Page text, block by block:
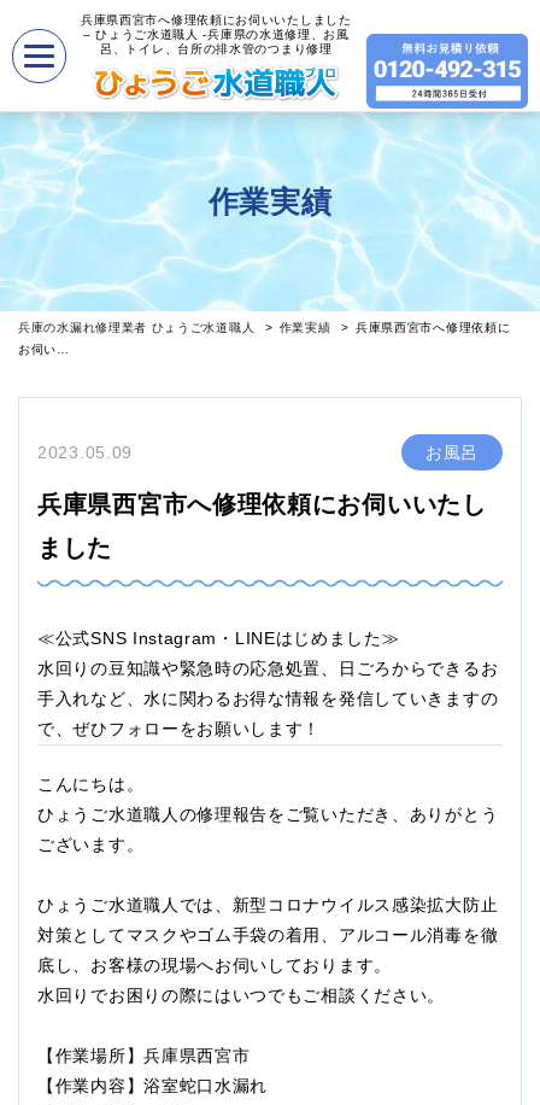
兵庫県西宮市へ修理依頼にお伺いいたしました
– ひょうご水道職人 -兵庫県の水道修理、お風
呂、トイレ、台所の排水管のつまり修理
作業実績
兵庫の水漏れ修理業者 ひょうご水道職人 作業実績
兵庫県西宮市へ修理依頼に
お伺い…
2023.05.09 お風呂
兵庫県西宮市へ修理依頼にお伺いいたし
ました
≪公式SNS Instagram・LINEはじめました≫
水回りの豆知識や緊急時の応急処置、日ごろからできるお
手入れなど、水に関わるお得な情報を発信していきますの
で、ぜひフォローをお願いします！
こんにちは。
ひょうご水道職人の修理報告をご覧いただき、ありがとう
ございます。
ひょうご水道職人では、新型コロナウイルス感染拡大防止
対策としてマスクやゴム手袋の着用、アルコール消毒を徹
底し、お客様の現場へお伺いしております。
水回りでお困りの際にはいつでもご相談ください。
【作業場所】兵庫県西宮市
【作業内容】浴室蛇口水漏れ